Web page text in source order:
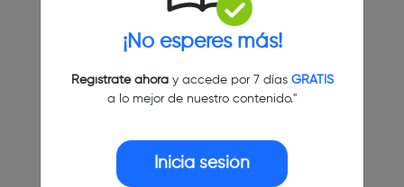
¡No esperes más!
Regístrate ahoray accede por 7 días GRATIS
a lo mejor de nuestro contenido."
Inicia sesión